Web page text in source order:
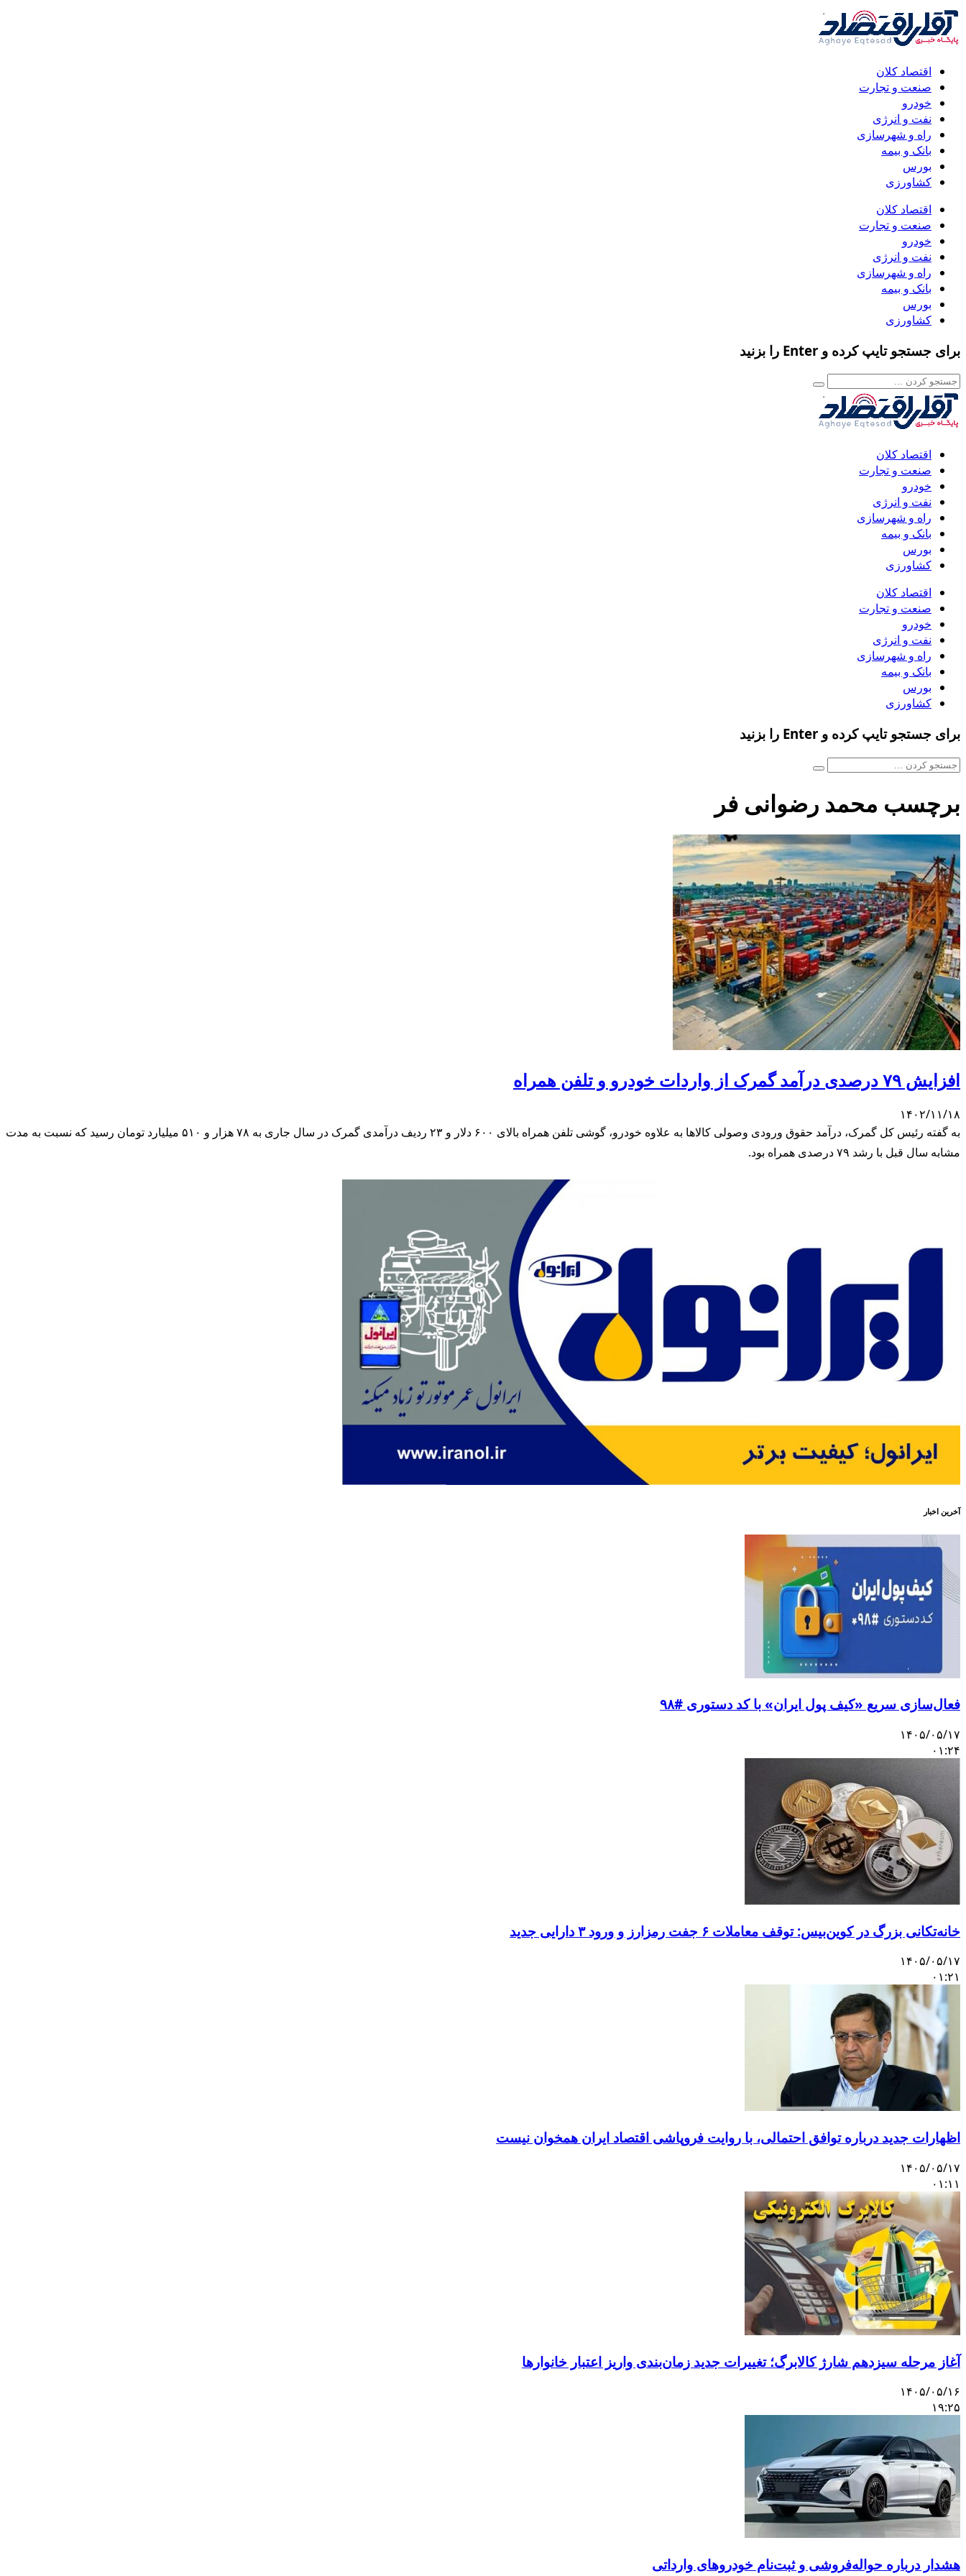
اقتصاد کلان
صنعت و تجارت
خودرو
نفت و انرژی
راه و شهرسازی
بانک و بیمه
بورس
کشاورزی
اقتصاد کلان
صنعت و تجارت
خودرو
نفت و انرژی
راه و شهرسازی
بانک و بیمه
بورس
کشاورزی
برای جستجو تایپ کرده و Enter را بزنید
اقتصاد کلان
صنعت و تجارت
خودرو
نفت و انرژی
راه و شهرسازی
بانک و بیمه
بورس
کشاورزی
اقتصاد کلان
صنعت و تجارت
خودرو
نفت و انرژی
راه و شهرسازی
بانک و بیمه
بورس
کشاورزی
برای جستجو تایپ کرده و Enter را بزنید
برچسب محمد رضوانی فر
افزایش ۷۹ درصدی درآمد گمرک از واردات خودرو و تلفن همراه
۱۴۰۲/۱۱/۱۸
به گفته رئیس کل گمرک، درآمد حقوق ورودی وصولی کالاها به علاوه خودرو، گوشی تلفن همراه بالای ۶۰۰ دلار و ۲۳ ردیف درآمدی گمرک در سال جاری به ۷۸ هزار و ۵۱۰ میلیارد تومان رسید که نسبت به مدت
مشابه سال قبل با رشد ۷۹ درصدی همراه بود.
آخرین اخبار
فعال‌سازی سریع «کیف پول ایران» با کد دستوری #۹۸
۱۴۰۵/۰۵/۱۷
۰۱:۲۴
خانه‌تکانی بزرگ در کوین‌بیس: توقف معاملات ۶ جفت رمزارز و ورود ۳ دارایی جدید
۱۴۰۵/۰۵/۱۷
۰۱:۲۱
اظهارات جدید درباره توافق احتمالی، با روایت فروپاشی اقتصاد ایران همخوان نیست
۱۴۰۵/۰۵/۱۷
۰۱:۱۱
آغاز مرحله سیزدهم شارژ کالابرگ؛ تغییرات جدید زمان‌بندی واریز اعتبار خانوارها
۱۴۰۵/۰۵/۱۶
۱۹:۲۵
هشدار درباره حواله‌فروشی و ثبت‌نام خودروهای وارداتی